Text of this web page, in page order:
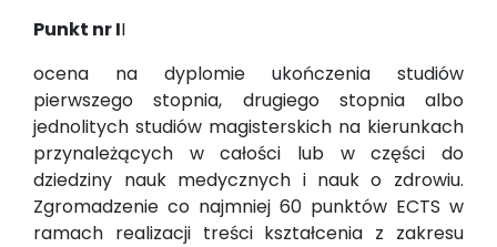
Punkt nr II
ocena na dyplomie ukończenia studiów
pierwszego stopnia, drugiego stopnia albo
jednolitych studiów magisterskich na kierunkach
przynależących w całości lub w części do
dziedziny nauk medycznych i nauk o zdrowiu.
Zgromadzenie co najmniej 60 punktów ECTS w
ramach realizacji treści kształcenia z zakresu